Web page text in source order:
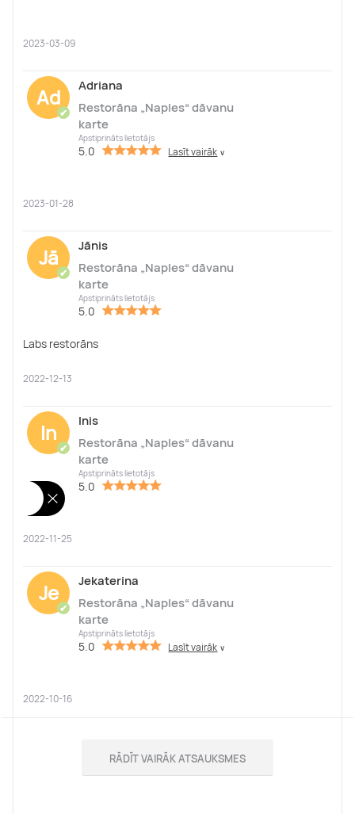
2023-03-09
Ad
✔
Adriana
Restorāna „Naples“ dāvanu
karte
Apstiprināts lietotājs
5.0 Lasīt vairāk ∨
2023-01-28
Jā
✔
Jānis
Restorāna „Naples“ dāvanu
karte
Apstiprināts lietotājs
5.0
Labs restorāns
2022-12-13
In
✔
Inis
Restorāna „Naples“ dāvanu
karte
Apstiprināts lietotājs
5.0
2022-11-25
Je
✔
Jekaterina
Restorāna „Naples“ dāvanu
karte
Apstiprināts lietotājs
5.0 Lasīt vairāk ∨
2022-10-16
RĀDĪT VAIRĀK ATSAUKSMES